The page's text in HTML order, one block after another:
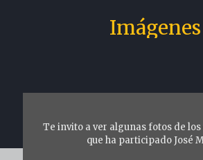
Imágenes
Te invito a ver algunas fotos de los
que ha participado José